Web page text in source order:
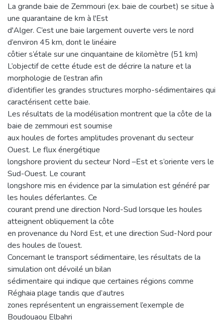
La grande baie de Zemmouri (ex. baie de courbet) se situe à
une quarantaine de km à l'Est
d'Alger. C’est une baie largement ouverte vers le nord
d’environ 45 km, dont le linéaire
côtier s’étale sur une cinquantaine de kilomètre (51 km)
L’objectif de cette étude est de décrire la nature et la
morphologie de l’estran afin
d’identifier les grandes structures morpho-sédimentaires qui
caractérisent cette baie.
Les résultats de la modélisation montrent que la côte de la
baie de zemmouri est soumise
aux houles de fortes amplitudes provenant du secteur
Ouest. Le flux énergétique
longshore provient du secteur Nord –Est et s’oriente vers le
Sud-Ouest. Le courant
longshore mis en évidence par la simulation est généré par
les houles déferlantes. Ce
courant prend une direction Nord-Sud lorsque les houles
atteignent obliquement la côte
en provenance du Nord Est, et une direction Sud-Nord pour
des houles de l’ouest.
Concernant le transport sédimentaire, les résultats de la
simulation ont dévoilé un bilan
sédimentaire qui indique que certaines régions comme
Réghaia plage tandis que d’autres
zones représentent un engraissement l’exemple de
Boudouaou Elbahri